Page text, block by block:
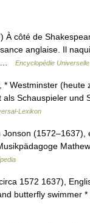
côté de
anglaise. Il
…
Encyclopédie Universelle
Westminster (heute
Schauspieler und
Lexikon
(1572–1637),
1572 1637),
butterfly swimmer *